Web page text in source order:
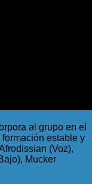
al grupo en el
estable y
(Voz),
Mucker